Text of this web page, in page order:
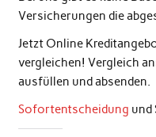
Versicherungen die
Jetzt Online
vergleichen! Vergleich
ausfüllen und absenden.
Sofortentscheidung und